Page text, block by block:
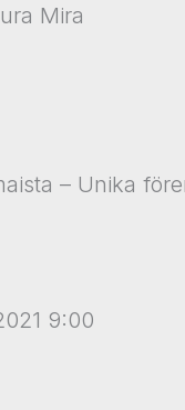
Mira
– Unika
9:00